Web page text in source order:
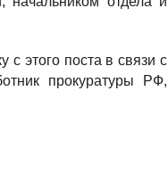
с этого поста в связи с
прокуратуры РФ,